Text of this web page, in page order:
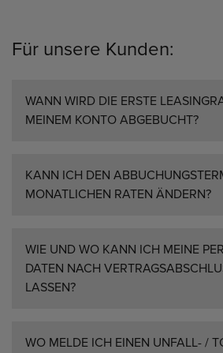
Für unsere Kunden:
WANN WIRD DIE ERSTE
MEINEM KONTO ABGEBUCHT?
KANN ICH DEN
MONATLICHEN RATEN ÄNDERN?
WIE UND WO KANN ICH MEINE
DATEN NACH
LASSEN?
WO MELDE ICH EINEN UNFALL- /